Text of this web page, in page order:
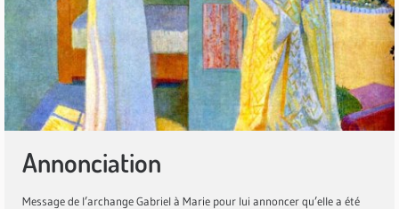
Annonciation
Message de l’archange Gabriel à Marie pour lui annoncer qu’elle a été